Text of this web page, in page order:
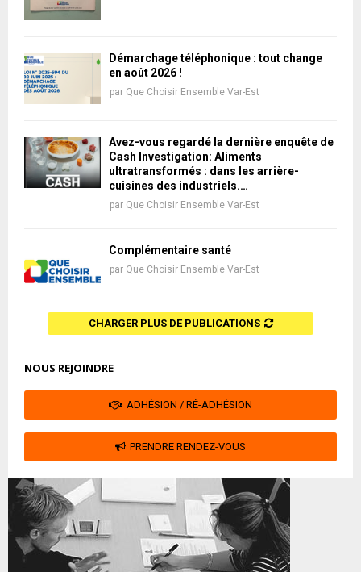
Démarchage téléphonique : tout change
en août 2026 !
par Que Choisir Ensemble Var-Est
Avez-vous regardé la dernière enquête de
Cash Investigation: Aliments
ultratransformés : dans les arrière-
cuisines des industriels.…
par Que Choisir Ensemble Var-Est
Complémentaire santé
par Que Choisir Ensemble Var-Est
CHARGER PLUS DE PUBLICATIONS
NOUS REJOINDRE
ADHÉSION / RÉ-ADHÉSION
PRENDRE RENDEZ-VOUS